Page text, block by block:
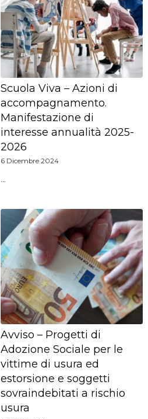
Scuola Viva – Azioni di
accompagnamento.
Manifestazione di
interesse annualità 2025-
2026
6 Dicembre 2024
Avviso – Progetti di
Adozione Sociale per le
vittime di usura ed
estorsione e soggetti
sovraindebitati a rischio
usura